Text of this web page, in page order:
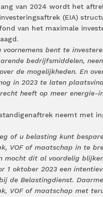
van 2024 wordt het
(EIA)
van het maximale
voornemens bent te
bedrijfsmiddelen,
de mogelijkheden. En
in 2023 te laten
heeft op meer energie-
neemt met
of u belasting kunt
VOF of maatschap in te
mocht dit al voordelig
1 oktober 2023 een
de Belastingdienst.
VOF of maatschap met